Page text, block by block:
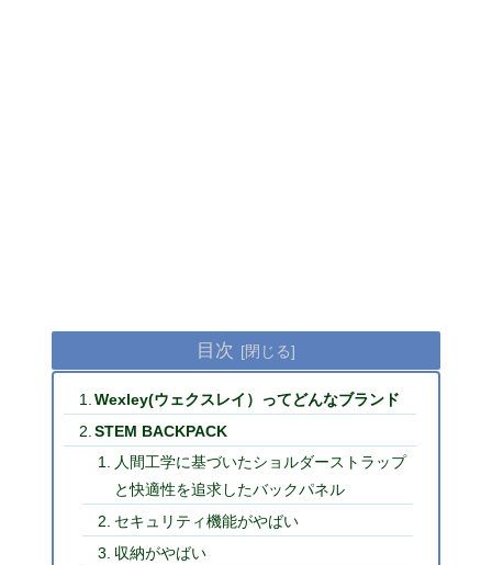
目次
Wexley(ウェクスレイ）ってどんなブランド
STEM BACKPACK
人間工学に基づいたショルダーストラップ
と快適性を追求したバックパネル
セキュリティ機能がやばい
収納がやばい